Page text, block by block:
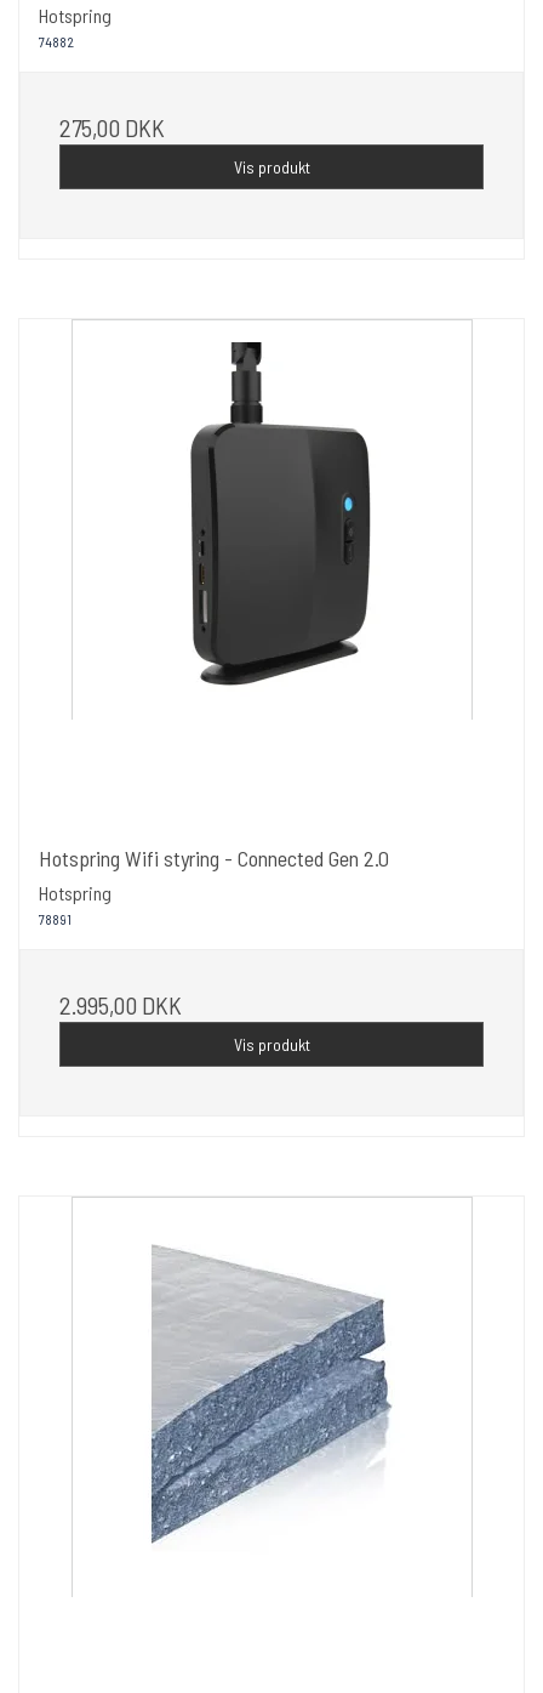
Hotspring
74882
275,00 DKK
Vis produkt
Hotspring Wifi styring - Connected Gen 2.0
Hotspring
78891
2.995,00 DKK
Vis produkt